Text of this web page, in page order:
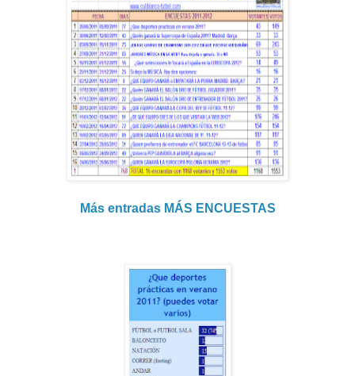
Más entradas MÁS ENCUESTAS